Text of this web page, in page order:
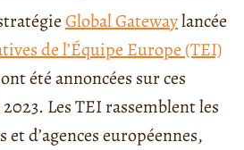
Global Gatewaylancée
de l’Équipe Europe (TEI)
été annoncées sur ces
Les TEI rassemblent les
d’agences européennes,